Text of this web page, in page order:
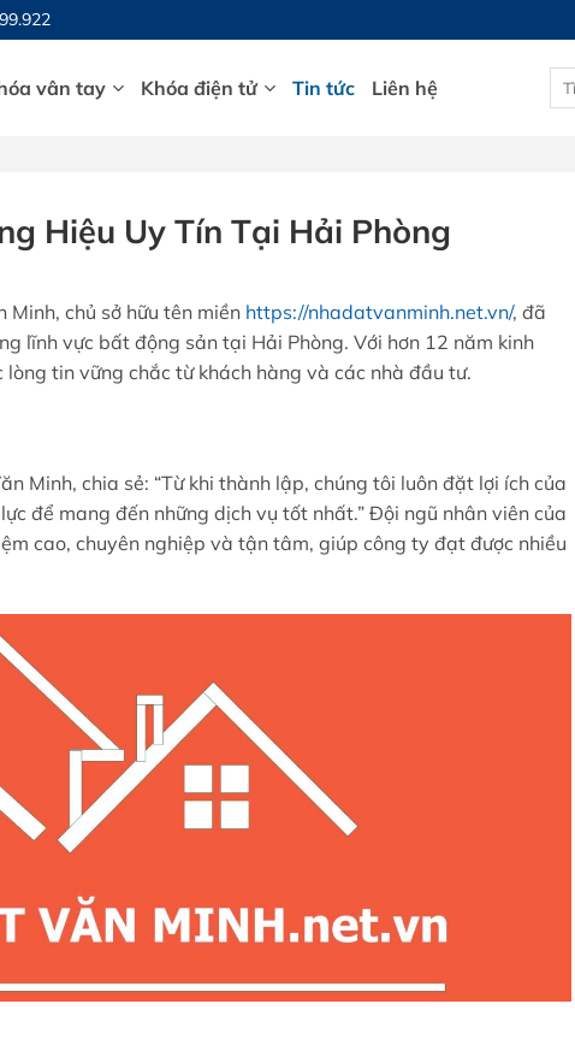
vân tay Khóa điện tử Tin tức Liên hệ
Tìm
Hiệu Uy Tín Tại Hải Phòng
chủ sở hữu tên miền https://nhadatvanminh.net.vn/, đã
lĩnh vực bất động sản tại Hải Phòng. Với hơn 12 năm kinh
tin vững chắc từ khách hàng và các nhà đầu tư.
Minh, chia sẻ: “Từ khi thành lập, chúng tôi luôn đặt lợi ích của
để mang đến những dịch vụ tốt nhất.” Đội ngũ nhân viên của
cao, chuyên nghiệp và tận tâm, giúp công ty đạt được nhiều